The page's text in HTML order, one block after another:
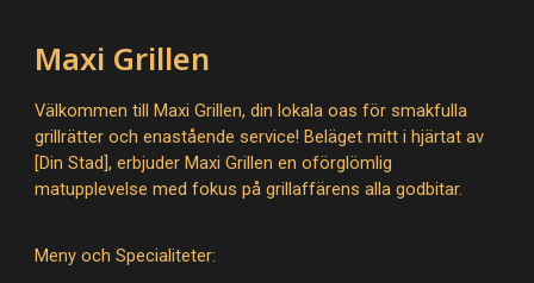
Maxi Grillen
Välkommen till Maxi Grillen, din lokala oas för smakfulla
grillrätter och enastående service! Beläget mitt i hjärtat av
[Din Stad], erbjuder Maxi Grillen en oförglömlig
matupplevelse med fokus på grillaffärens alla godbitar.
Meny och Specialiteter: